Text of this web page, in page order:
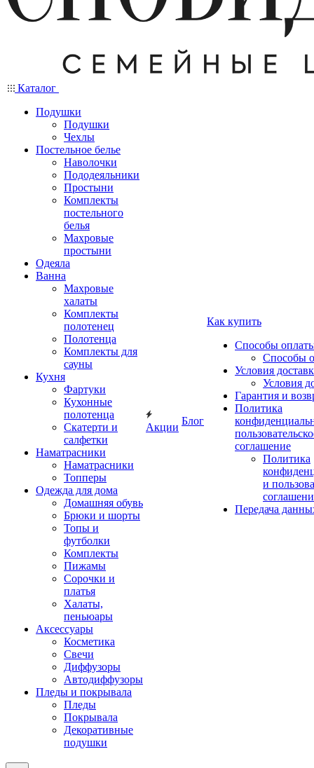
Каталог
Подушки
Подушки
Чехлы
Постельное белье
Наволочки
Пододеяльники
Простыни
Комплекты
постельного
белья
Махровые
простыни
Одеяла
Ванна
Махровые
халаты
Комплекты
полотенец
Полотенца
Комплекты для
сауны
Кухня
Фартуки
Кухонные
полотенца
Скатерти и
салфетки
Наматрасники
Наматрасники
Топперы
Одежда для дома
Домашняя обувь
Брюки и шорты
Топы и
футболки
Комплекты
Пижамы
Сорочки и
платья
Халаты,
пеньюары
Аксессуары
Косметика
Свечи
Диффузоры
Автодиффузоры
Пледы и покрывала
Пледы
Покрывала
Декоративные
подушки
Акции
Блог
Как купить
Способы
Способы
Условия
Условия
Гарантия и
Политика
соглашение
Политика
и
Передача